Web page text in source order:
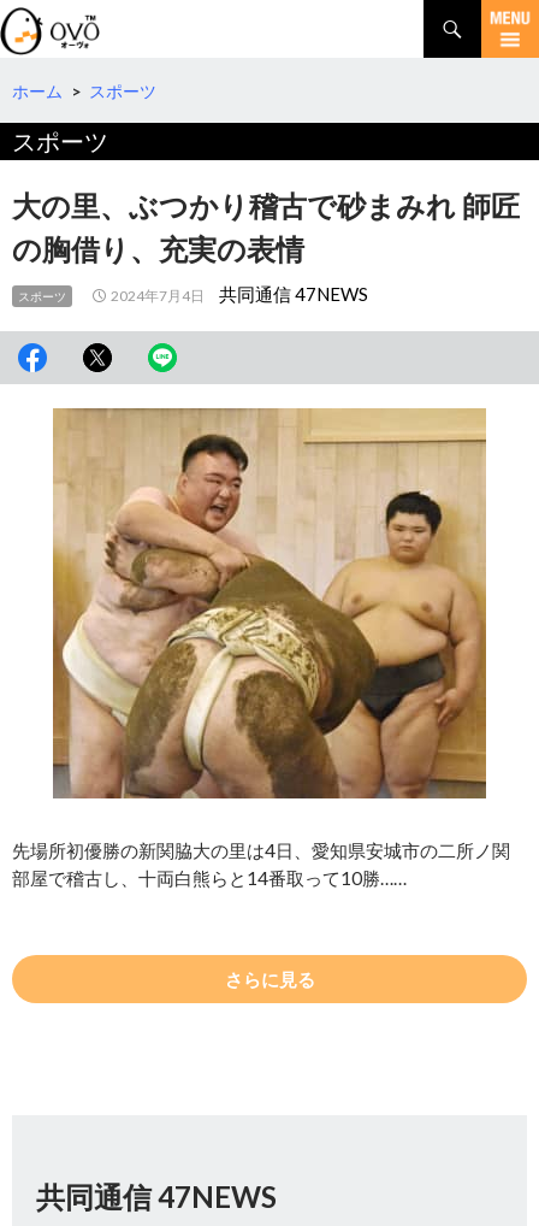
検
索
コ
テ
へ
動
ホーム > スポーツ
スポーツ
大の里、ぶつかり稽古で砂まみれ 師匠
の胸借り、充実の表情
スポーツ 2024年7月4日 共同通信 47NEWS
先場所初優勝の新関脇大の里は4日、愛知県安城市の二所ノ関
部屋で稽古し、十両白熊らと14番取って10勝……
さらに見る
共同通信 47NEWS